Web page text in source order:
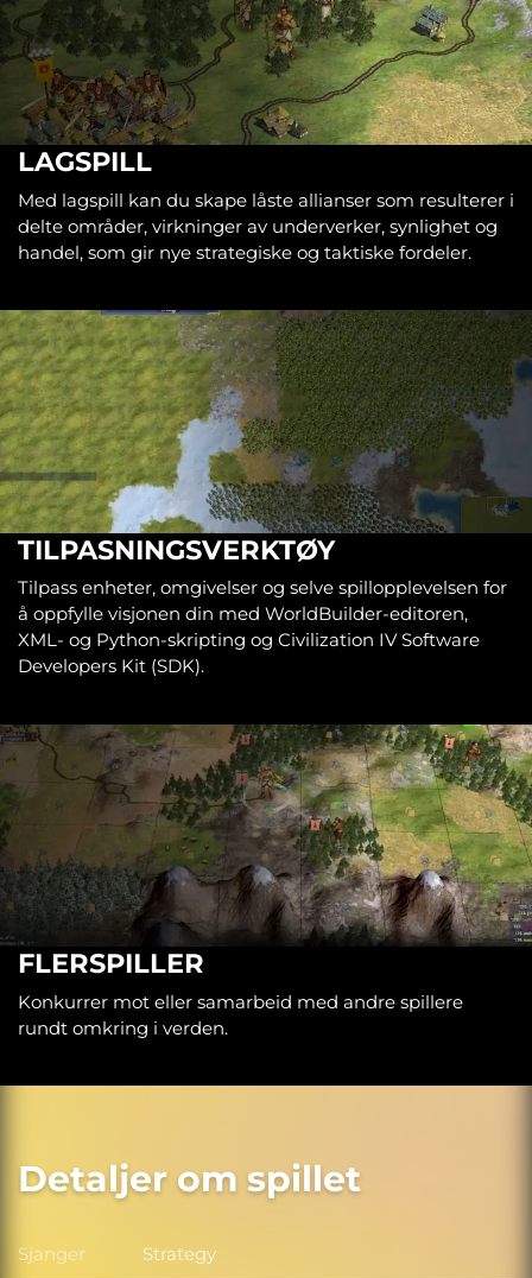
LAGSPILL
Med lagspill kan du skape låste allianser som resulterer i
delte områder, virkninger av underverker, synlighet og
handel, som gir nye strategiske og taktiske fordeler.
TILPASNINGSVERKTØY
Tilpass enheter, omgivelser og selve spillopplevelsen for
å oppfylle visjonen din med WorldBuilder-editoren,
XML- og Python-skripting og Civilization IV Software
Developers Kit (SDK).
FLERSPILLER
Konkurrer mot eller samarbeid med andre spillere
rundt omkring i verden.
Detaljer om spillet
Sjanger Sjanger
Strategy